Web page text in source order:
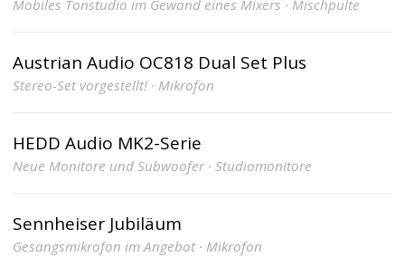
Mobiles Tonstudio im Gewand eines Mixers · Mischpulte
Austrian Audio OC818 Dual Set Plus
Stereo-Set vorgestellt! · Mikrofon
HEDD Audio MK2-Serie
Neue Monitore und Subwoofer · Studiomonitore
Sennheiser Jubiläum
Gesangsmikrofon im Angebot · Mikrofon